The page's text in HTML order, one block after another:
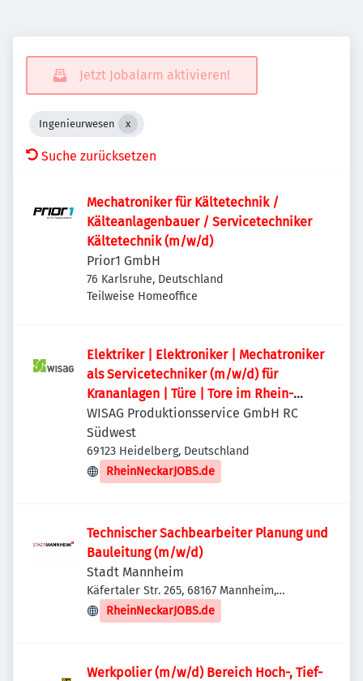
Jetzt Jobalarm aktivieren!
Ingenieurwesen
Suche zurücksetzen
Mechatroniker für Kältetechnik /
Kälteanlagenbauer / Servicetechniker
Kältetechnik (m/w/d)
Prior1 GmbH
76 Karlsruhe, Deutschland
Teilweise Homeoffice
Elektriker | Elektroniker | Mechatroniker
als Servicetechniker (m/w/d) für
Krananlagen | Türe | Tore im Rhein-
Neckar-Kreis
WISAG Produktionsservice GmbH RC
Südwest
69123 Heidelberg, Deutschland
RheinNeckarJOBS.de
Technischer Sachbearbeiter Planung und
Bauleitung (m/w/d)
Stadt Mannheim
Käfertaler Str. 265, 68167 Mannheim,
Deutschland
RheinNeckarJOBS.de
Werkpolier (m/w/d) Bereich Hoch-, Tief-